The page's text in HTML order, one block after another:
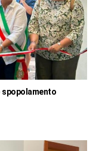
spopolamento